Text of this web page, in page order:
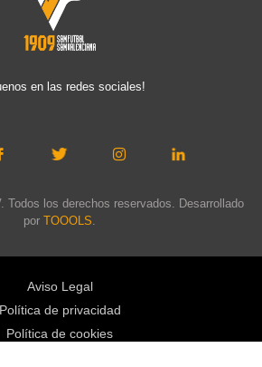
en las redes sociales!
Todos los derechos reservados. Desarrollado
por TOOOLS
Aviso Legal
Política de privacidad
Política de cookies